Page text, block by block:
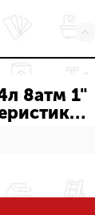
8атм 1"